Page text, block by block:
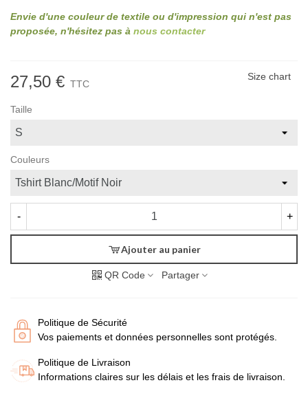
Envie d'une couleur de textile ou d'impression qui n'est pas
proposée, n'hésitez pas à nous contacter
27,50 € TTC
Size chart
Taille
Couleurs
- +
Ajouter au panier
QR Code Partager
Politique de Sécurité
Vos paiements et données personnelles sont protégés.
Politique de Livraison
Informations claires sur les délais et les frais de livraison.